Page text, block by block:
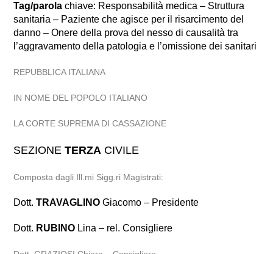
Tag/parola chiave: Responsabilità medica – Struttura
sanitaria – Paziente che agisce per il risarcimento del
danno – Onere della prova del nesso di causalità tra
l’aggravamento della patologia e l’omissione dei sanitari
REPUBBLICA ITALIANA
IN NOME DEL POPOLO ITALIANO
LA CORTE SUPREMA DI CASSAZIONE
SEZIONETERZA CIVILE
Composta dagli Ill.mi Sigg.ri Magistrati:
Dott.TRAVAGLINO Giacomo – Presidente
Dott. RUBINO Lina – rel. Consigliere